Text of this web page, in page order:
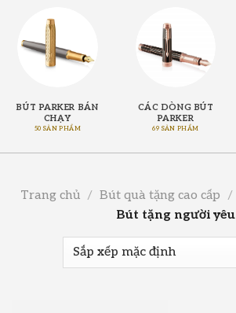
BÚT PARKER BÁN
CHẠY
50 SẢN PHẨM
CÁC DÒNG BÚT
PARKER
69 SẢN PHẨM
Trang chủ / Bút quà tặng cao cấp /
Bút tặng người yêu